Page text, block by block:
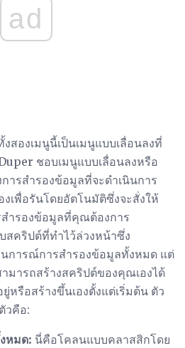
ad
สองเมนูนี้เป็นเมนูแบบเลื่อนลงที่
ชอบเมนูแบบเลื่อนลงหรือ
ารสำรองข้อมูลที่จะดำเนินการ
เพื่อรันโดยอัตโนมัติซึ่งจะสั่งให้
ำรองข้อมูลที่คุณต้องการ
คริปต์ที่ทำไว้ล่วงหน้าซึ่ง
การณ์การสำรองข้อมูลทั้งหมด แต่
ารถสร้างสคริปต์ของคุณเองได้
หรือสร้างขึ้นเองตั้งแต่เริ่มต้น ตัว
วคือ:
หมด: นี่คือโคลนแบบคลาสสิกโดย